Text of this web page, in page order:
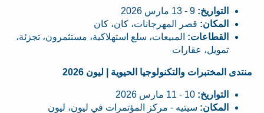
التواريخ:
المكان: قصر المهرجانات، كان، كان
القطاعات: المبيعات، سلع استهلاكية، مستثمرون، تجزئة،
تمويل، عقارات
منتدى المختبرات والتكنولوجيا الحيوية | ليون 2026
التواريخ:
المكان: سيتيه - مركز المؤتمرات في ليون، ليون